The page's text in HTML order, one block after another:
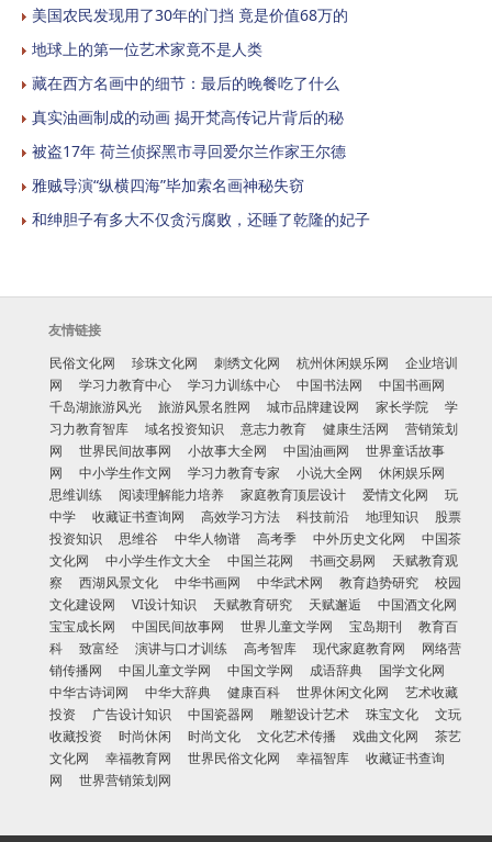
美国农民发现用了30年的门挡 竟是价值68万的
地球上的第一位艺术家竟不是人类
藏在西方名画中的细节：最后的晚餐吃了什么
真实油画制成的动画 揭开梵高传记片背后的秘
被盗17年 荷兰侦探黑市寻回爱尔兰作家王尔德
雅贼导演“纵横四海”毕加索名画神秘失窃
和绅胆子有多大不仅贪污腐败，还睡了乾隆的妃子
友情链接
民俗文化网
珍珠文化网 刺绣文化网 杭州休闲娱乐网
企业培训
网
学习力教育中心 学习力训练中心 中国书法网
中国书画网
千岛湖旅游风光
旅游风景名胜网 城市品牌建设网 家长学院
学
习力教育智库
域名投资知识 意志力教育 健康生活网
营销策划
网
世界民间故事网 小故事大全网 中国油画网
世界童话故事
网
中小学生作文网 学习力教育专家 小说大全网
休闲娱乐网
思维训练
阅读理解能力培养 家庭教育顶层设计 爱情文化网
玩
中学
收藏证书查询网 高效学习方法 科技前沿 地理知识
股票
投资知识
思维谷 中华人物谱 高考季 中外历史文化网
中国茶
文化网
中小学生作文大全 中国兰花网 书画交易网
天赋教育观
察
西湖风景文化 中华书画网 中华武术网 教育趋势研究
校园
文化建设网
VI设计知识 天赋教育研究 天赋邂逅
中国酒文化网
宝宝成长网
中国民间故事网 世界儿童文学网 宝岛期刊
教育百
科
致富经 演讲与口才训练 高考智库 现代家庭教育网
网络营
销传播网
中国儿童文学网 中国文学网 成语辞典
国学文化网
中华古诗词网
中华大辞典 健康百科 世界休闲文化网
艺术收藏
投资
广告设计知识 中国瓷器网 雕塑设计艺术 珠宝文化
文玩
收藏投资
时尚休闲 时尚文化 文化艺术传播 戏曲文化网
茶艺
文化网
幸福教育网 世界民俗文化网 幸福智库
收藏证书查询
网
世界营销策划网